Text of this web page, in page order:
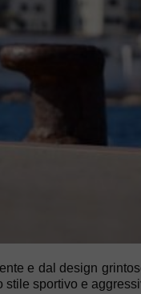
e dal design
sportivo e